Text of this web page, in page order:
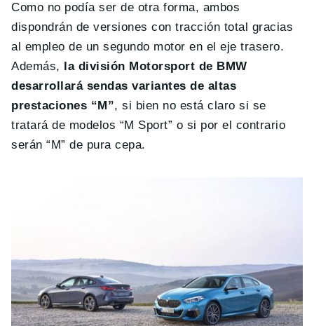
Como no podía ser de otra forma, ambos
dispondrán de versiones con tracción total gracias
al empleo de un segundo motor en el eje trasero.
Además,
la división Motorsport de BMW
desarrollará sendas variantes de altas
prestaciones “M”, si bien no está claro si se
tratará de modelos “M Sport” o si por el contrario
serán “M” de pura cepa.